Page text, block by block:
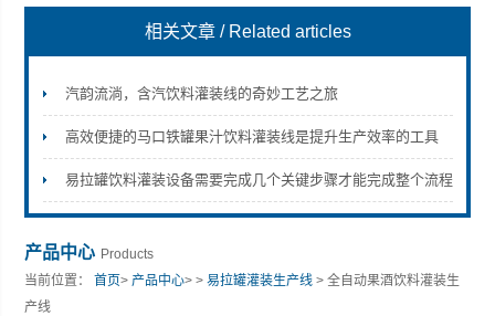
张家港市裕丰饮料机械有限公司
相关文章 / Related articles
汽韵流淌，含汽饮料灌装线的奇妙工艺之旅
高效便捷的马口铁罐果汁饮料灌装线是提升生产效率的工具
易拉罐饮料灌装设备需要完成几个关键步骤才能完成整个流程
产品中心 Products
当前位置：首页>产品中心> >易拉罐灌装生产线 > 全自动果酒饮料灌装生
产线